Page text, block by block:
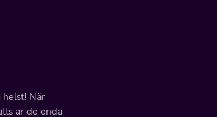
helst! När
är de enda